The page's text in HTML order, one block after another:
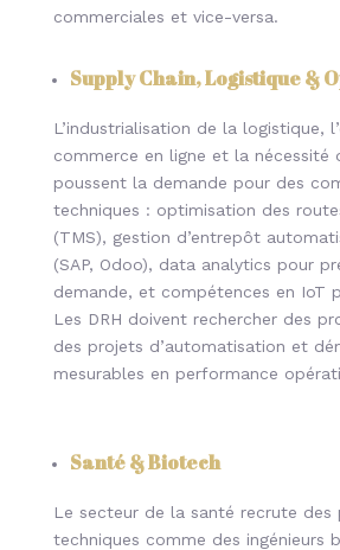
commerciales et vice-versa.
Supply Chain, Logistique &
L’industrialisation de la logistique,
commerce en ligne et la nécessité
poussent la demande pour des
techniques : optimisation des
(TMS), gestion d’entrepôt
(SAP, Odoo), data analytics pour
demande, et compétences en IoT
Les DRH doivent rechercher des
des projets d’automatisation et
mesurables en performance
Santé & Biotech
Le secteur de la santé recrute des
techniques comme des ingénieurs